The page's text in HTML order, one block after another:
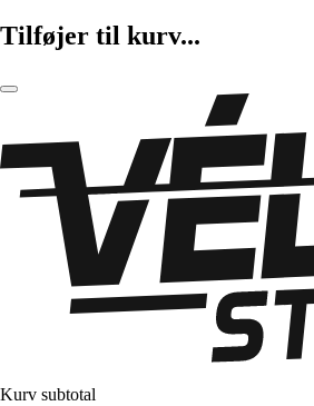
Tilføjer til kurv...
Kurv subtotal